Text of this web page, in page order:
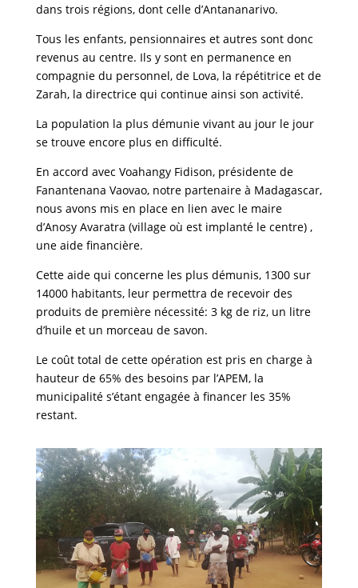
dans trois régions, dont celle d’Antananarivo.
Tous les enfants, pensionnaires et autres sont donc
revenus au centre. Ils y sont en permanence en
compagnie du personnel, de Lova, la répétitrice et de
Zarah, la directrice qui continue ainsi son activité.
La population la plus démunie vivant au jour le jour
se trouve encore plus en difficulté.
En accord avec Voahangy Fidison, présidente de
Fanantenana Vaovao, notre partenaire à Madagascar,
nous avons mis en place en lien avec le maire
d’Anosy Avaratra (village où est implanté le centre) ,
une aide financière.
Cette aide qui concerne les plus démunis, 1300 sur
14000 habitants, leur permettra de recevoir des
produits de première nécessité: 3 kg de riz, un litre
d’huile et un morceau de savon.
Le coût total de cette opération est pris en charge à
hauteur de 65% des besoins par l’APEM, la
municipalité s’étant engagée à financer les 35%
restant.